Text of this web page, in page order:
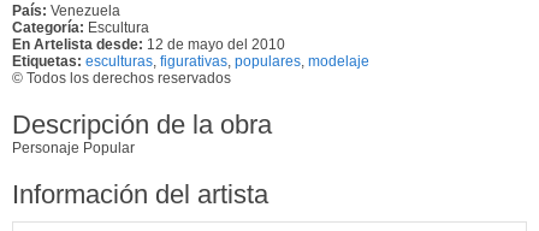
País: Venezuela
Categoría: Escultura
En Artelista desde: 12 de mayo del 2010
Etiquetas: esculturas figurativas populares modelaje
© Todos los derechos reservados
Descripción de la obra
Personaje Popular
Información del artista